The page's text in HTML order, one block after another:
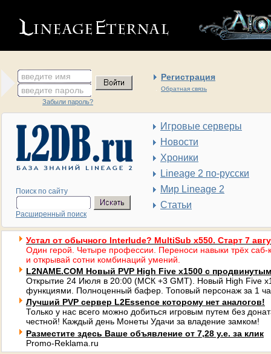
введите имя Регистрация
Обратная связь
введите пароль
Забыли пароль?
Поиск по сайту
Расширенный поиск
Игровые серверы
Новости
Хроники
Lineage 2 по-русски
Мир Lineage 2
Статьи
Устал от обычного Interlude? MultiSub x550. Старт 7
Один герой. Четыре профессии. Переноси навыки трёх саб-
и открывай сотни комбинаций умений.
L2NAME.COM Новый PVP High Five x1500 с
Открытие 24 Июля в 20:00 (МСК +3 GMT). Новый High Five
функциями. Полноценный бафер. Топовый персонаж за 1
Лучший PVP сервер L2Essence которому нет аналогов!
Только у нас всего можно добиться игровым путем без
честной! Каждый день Монеты Удачи за владение замком!
Разместите здесь Ваше объявление от 7,28 у.е. за клик
Promo-Reklama.ru